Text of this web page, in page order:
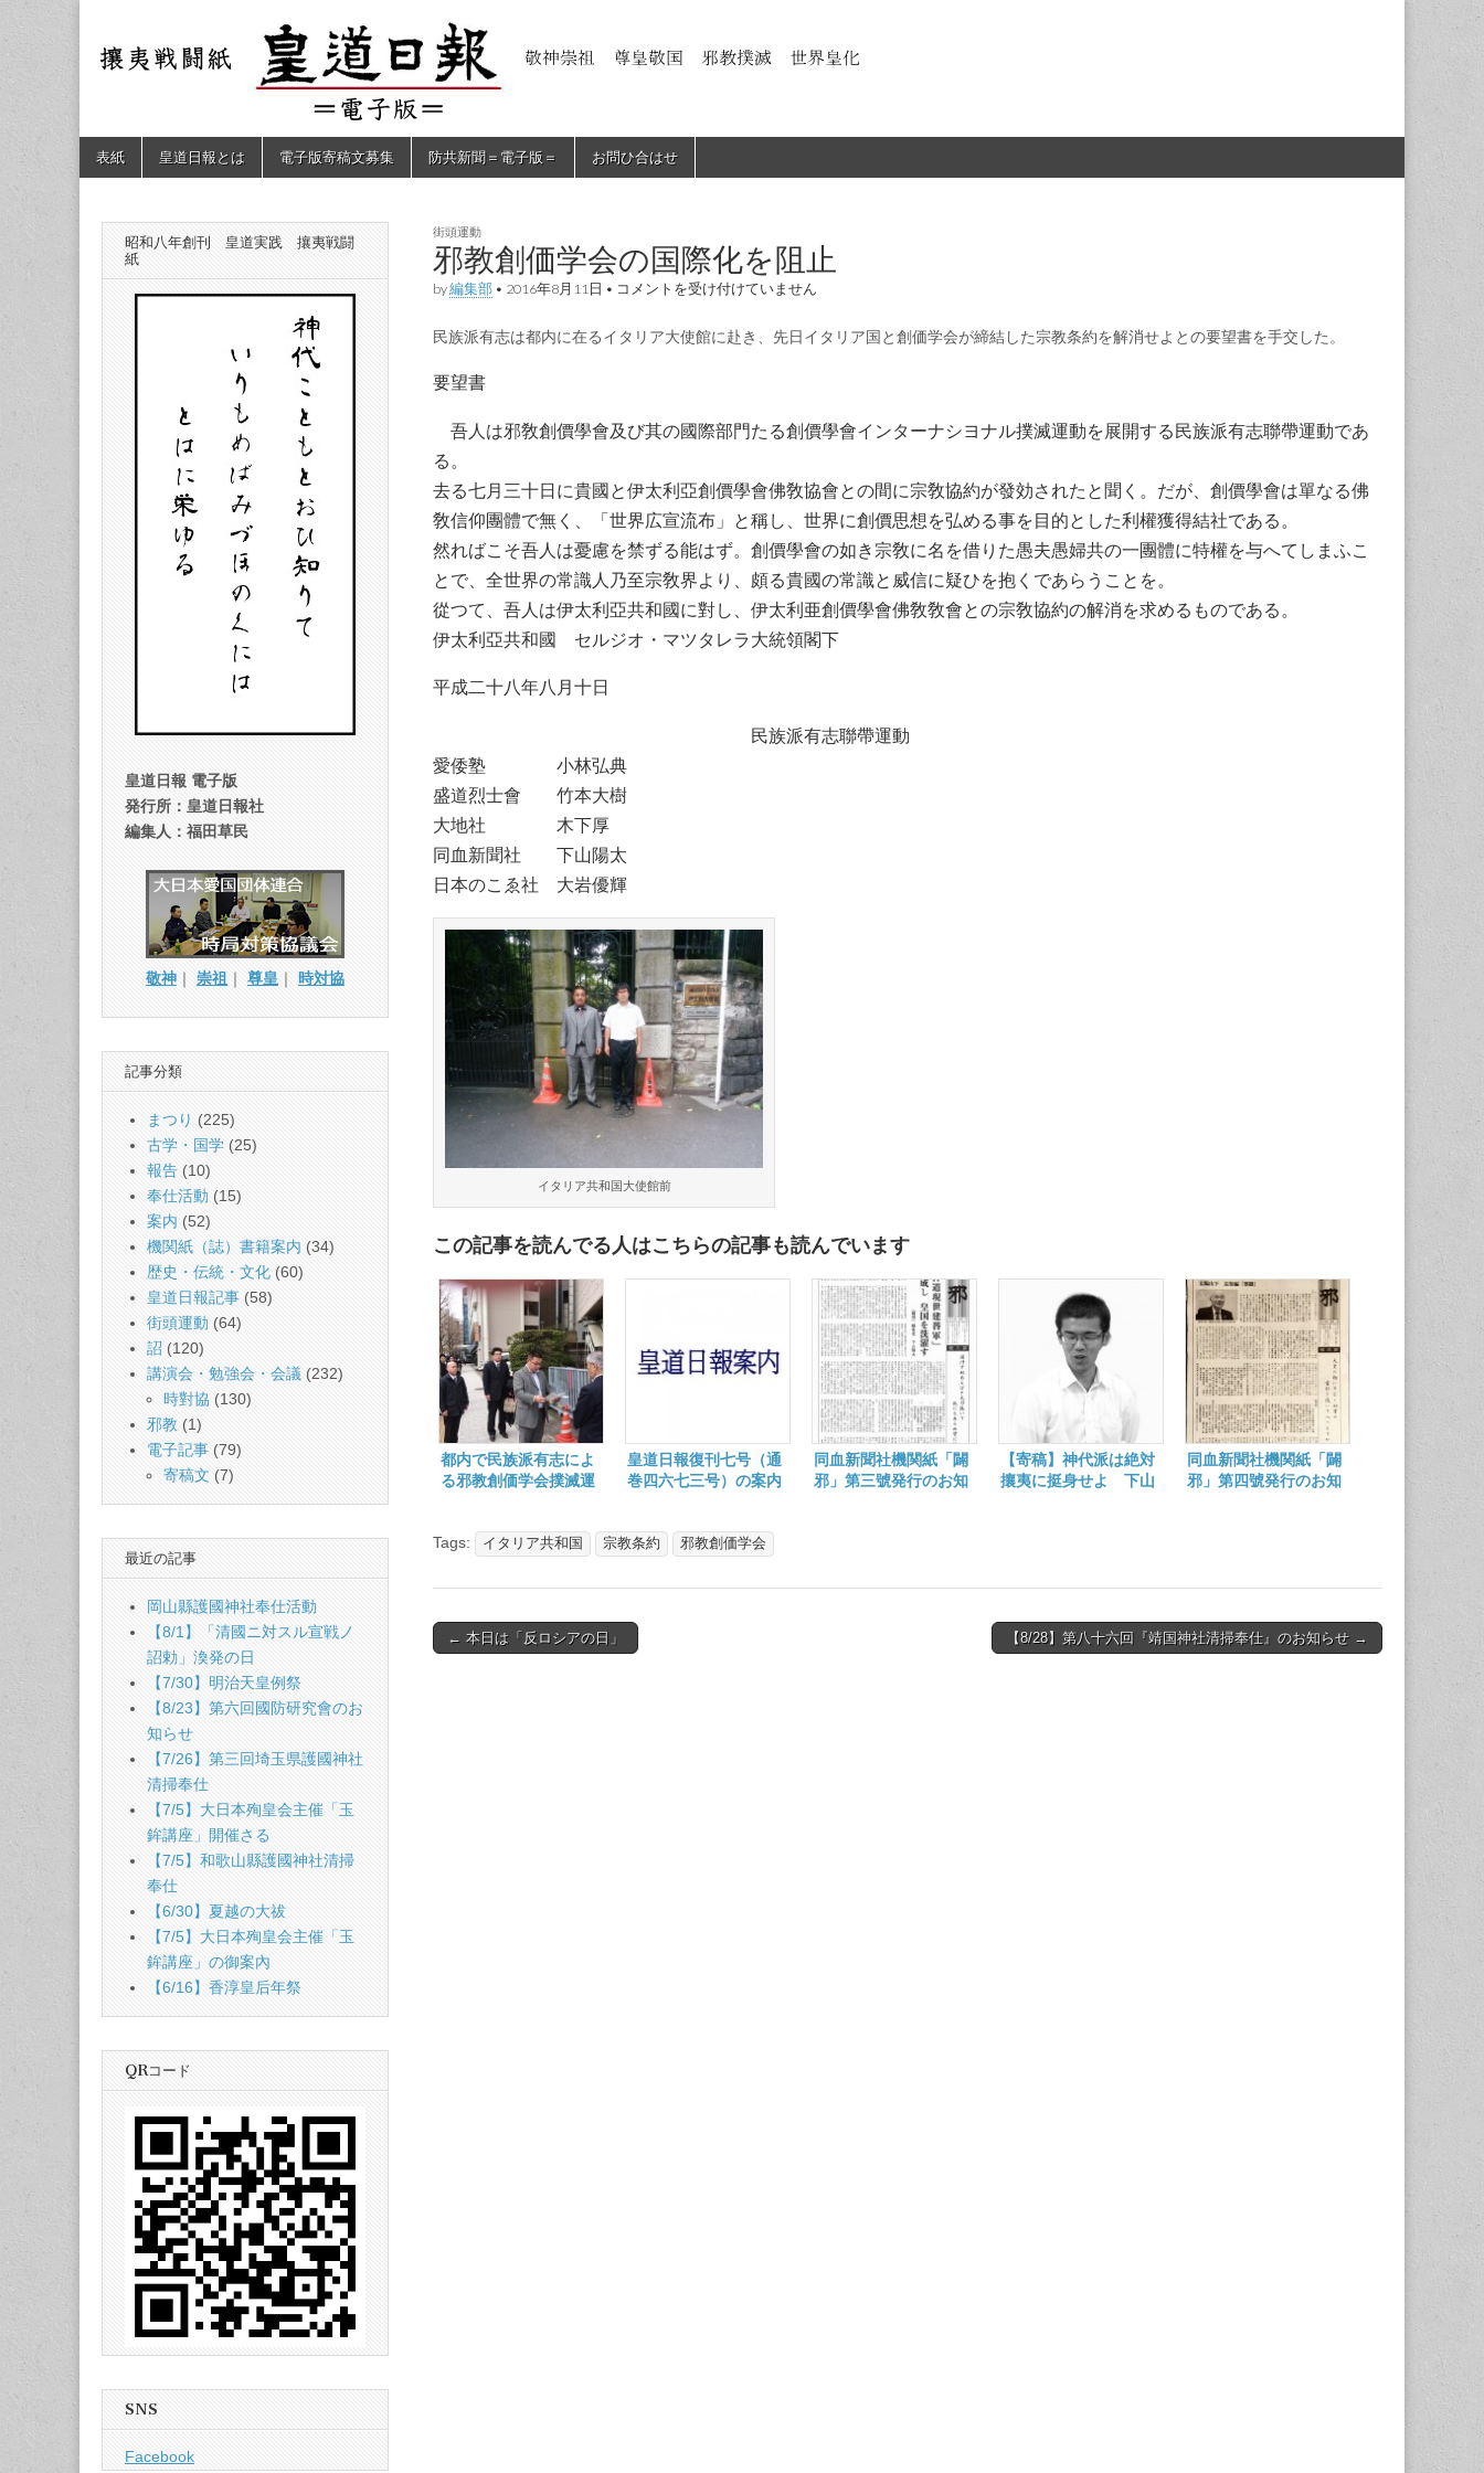
皇道
（防
共新
聞）
敬神
｜崇
祖｜
年創
刊
皇道
践
攘夷
戦闘
Main
menu
Skip
表紙 皇道日報とは 電子版寄稿文募集 防共新聞＝電子版＝ お問ひ合はせ
街頭運動
邪教創価学会の国際化を阻止
by編集部 • 2016年8月11日 • 邪
価
際
阻
止
は
コメントを受け付けていません
民族派有志は都内に在るイタリア大使館に赴き、先日イタリア国と創価学会が締結した宗教条約を解消せよとの要望書を手交した。
要望書
吾人は邪敎創價學會及び其の國際部門たる創價學會インターナシヨナル撲滅運動を展開する民族派有志聯帶運動であ
る。
去る七月三十日に貴國と伊太利亞創價學會佛敎協會との間に宗敎協約が發効されたと聞く。だが、創價學會は單なる佛
敎信仰團體で無く、「世界広宣流布」と稱し、世界に創價思想を弘める事を目的とした利權獲得結社である。
然ればこそ吾人は憂慮を禁ずる能はず。創價學會の如き宗敎に名を借りた愚夫愚婦共の一團體に特權を与へてしまふこ
とで、全世界の常識人乃至宗敎界より、頗る貴國の常識と威信に疑ひを抱くであらうことを。
從つて、吾人は伊太利亞共和國に對し、伊太利亜創價學會佛敎敎會との宗敎協約の解消を求めるものである。
伊太利亞共和國 セルジオ・マツタレラ大統領閣下
平成二十八年八月十日
民族派有志聯帶運動
愛倭塾 小林弘典
盛道烈士會 竹本大樹
大地社 木下厚
同血新聞社 下山陽太
日本のこゑ社 大岩優輝
イタリア共和国大使館前
この記事を読んでる人はこちらの記事も読んでいます
都内で民族派有志によ
る邪教創価学会撲滅運
皇道日報復刊七号（通
巻四六七三号）の案内
同血新聞社機関紙「闢
邪」第三號発行のお知
【寄稿】神代派は絶対
攘夷に挺身せよ 下山
同血新聞社機関紙「闢
邪」第四號発行のお知
Tags: イタリア共和国 宗教条約 邪教創価学会
Post
← 本日は「反ロシアの日」 【8/28】第八十六回『靖国神社清掃奉仕』のお知らせ →
昭和八年創刊 皇道実践 攘夷戦闘
紙
皇道日報 電子版
発行所：皇道日報社
編集人：福田草民
敬神 ｜ 崇祖 ｜ 尊皇 ｜ 時対協
記事分類
まつり (225)
古学・国学 (25)
報告 (10)
奉仕活動 (15)
案内 (52)
機関紙（誌）書籍案内 (34)
歴史・伝統・文化 (60)
皇道日報記事 (58)
街頭運動 (64)
詔 (120)
講演会・勉強会・会議 (232)
時對協 (130)
邪教 (1)
電子記事 (79)
寄稿文 (7)
最近の記事
岡山縣護國神社奉仕活動
【8/1】「清國ニ対スル宣戦ノ
詔勅」渙発の日
【7/30】明治天皇例祭
【8/23】第六回國防研究會のお
知らせ
【7/26】第三回埼玉県護國神社
清掃奉仕
【7/5】大日本殉皇会主催「玉
鉾講座」開催さる
【7/5】和歌山縣護國神社清掃
奉仕
【6/30】夏越の大祓
【7/5】大日本殉皇会主催「玉
鉾講座」の御案內
【6/16】香淳皇后年祭
QRコード
SNS
Facebook